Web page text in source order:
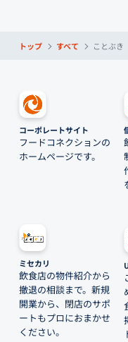
トップ すべて ことぶき
コーポレートサイト
フードコネクションの
ホームページです。
ミセカリ
飲食店の物件紹介から
撤退の相談まで。新規
開業から、閉店のサポ
ートもプロにおまかせ
ください。